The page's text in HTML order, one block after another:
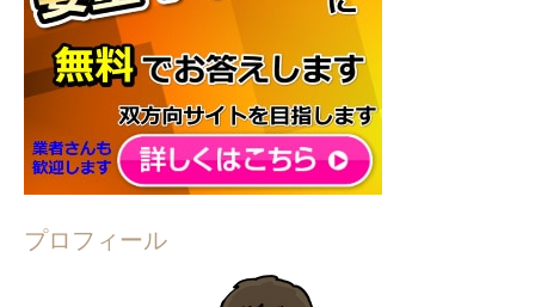
プロフィール